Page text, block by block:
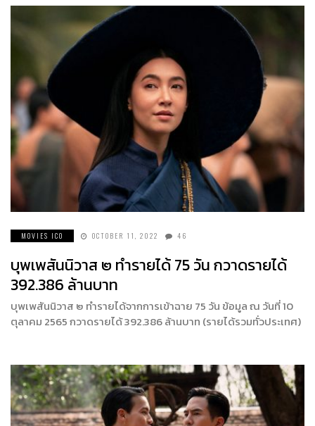
MOVIES ICO OCTOBER 11, 2022 46
บุพเพสันนิวาส ๒ ทำรายได้ 75 วัน กวาดรายได้
392.386 ล้านบาท
บุพเพสันนิวาส ๒ ทำรายได้จากการเข้าฉาย 75 วัน ข้อมูล ณ วันที่ 10
ตุลาคม 2565 กวาดรายได้ 392.386 ล้านบาท (รายได้รวมทั่วประเทศ)